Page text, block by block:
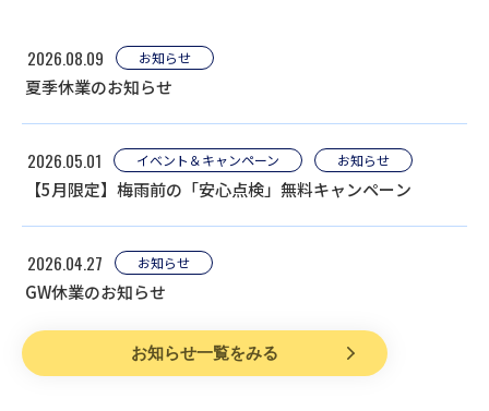
2026.08.09 お知らせ
夏季休業のお知らせ
2026.05.01 イベント＆キャンペーン お知らせ
【5月限定】梅雨前の「安心点検」無料キャンペーン
2026.04.27 お知らせ
GW休業のお知らせ
お知らせ一覧をみる